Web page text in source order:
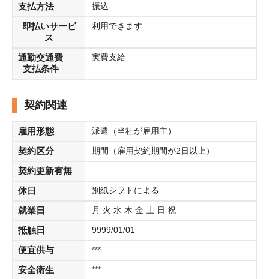
支払方法 振込
即払いサービ
ス
利用できます
通勤交通費
支払条件
実費支給
契約関連
雇用形態 派遣（当社が雇用主）
契約区分 期間（雇用契約期間が2日以上）
契約更新有無
休日
別紙シフトによる
就業日 月 火 水 木 金 土 日 祝
抵触日 9999/01/01
便宜供与 ***
安全衛生 ***